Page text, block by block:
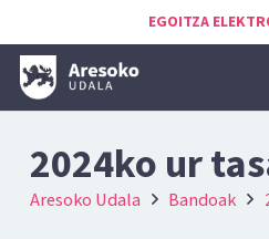
EGOITZA
2024ko ur
Aresoko Udala Bandoak